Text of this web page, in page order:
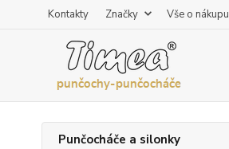
Kontakty Značky Vše o nákupu
Punčocháče a silonky